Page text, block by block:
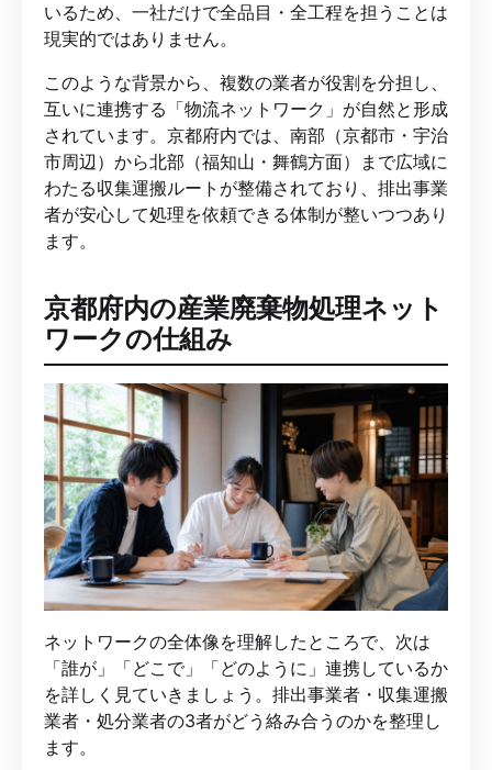
いるため、一社だけで全品目・全工程を担うことは
現実的ではありません。
このような背景から、複数の業者が役割を分担し、
互いに連携する「物流ネットワーク」が自然と形成
されています。京都府内では、南部（京都市・宇治
市周辺）から北部（福知山・舞鶴方面）まで広域に
わたる収集運搬ルートが整備されており、排出事業
者が安心して処理を依頼できる体制が整いつつあり
ます。
京都府内の産業廃棄物処理ネット
ワークの仕組み
ネットワークの全体像を理解したところで、次は
「誰が」「どこで」「どのように」連携しているか
を詳しく見ていきましょう。排出事業者・収集運搬
業者・処分業者の3者がどう絡み合うのかを整理し
ます。